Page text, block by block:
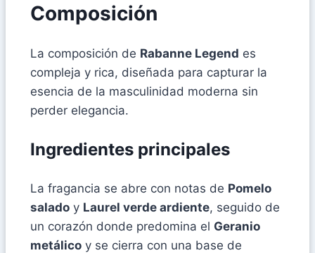
Composición
La composición de Rabanne Legend es
compleja y rica, diseñada para capturar la
esencia de la masculinidad moderna sin
perder elegancia.
Ingredientes principales
La fragancia se abre con notas de Pomelo
salado y Laurel verde ardiente, seguido de
un corazón donde predomina el Geranio
metálico y se cierra con una base de